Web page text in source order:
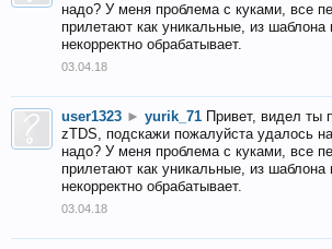
надо? У меня проблема с куками, все
прилетают как уникальные, из
некорректно обрабатывает.
03.04.18
user1323 ► yurik_71 Привет, видел ты
zTDS, подскажи пожалуйста удалось
надо? У меня проблема с куками, все
прилетают как уникальные, из шаблона
некорректно обрабатывает.
03.04.18